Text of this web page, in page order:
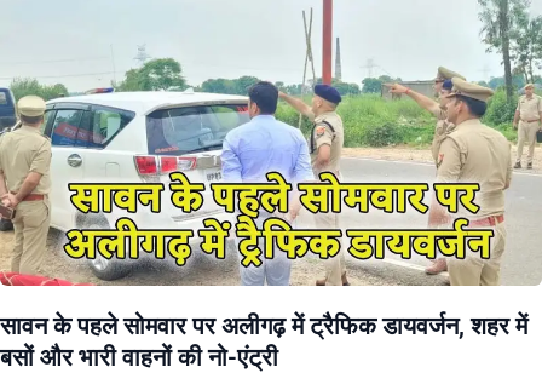
सावन के पहले सोमवार पर अलीगढ़ में ट्रैफिक डायवर्जन, शहर में
बसों और भारी वाहनों की नो-एंट्री